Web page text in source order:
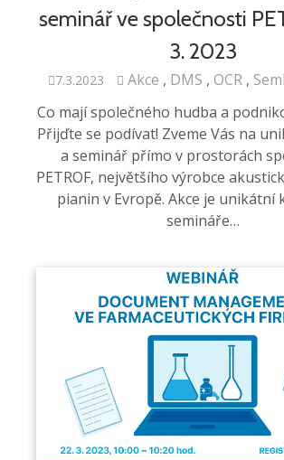
seminář ve společnosti
3. 2023
7.3.2023 Akce DMS OCR
Co mají společného hudba a
Přijďte se podívat! Zveme Vás na
a seminář přímo v prostorách
PETROF, největšího výrobce
pianin v Evropě. Akce je unikátní
semináře…